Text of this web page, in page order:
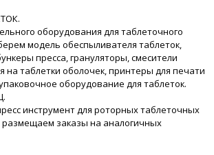
оборудования для таблеточного
модель обеспыливателя таблеток,
пресса, грануляторы, смесители
таблетки оболочек, принтеры для печати
оборудование для таблеток.
инструмент для роторных таблеточных
размещаем заказы на аналогичных